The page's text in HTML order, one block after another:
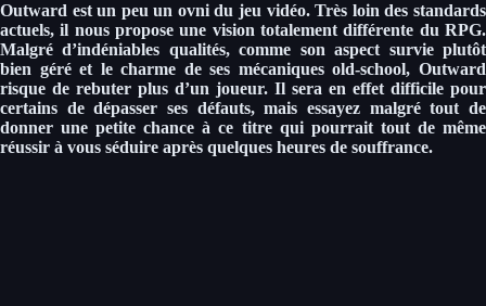
Outward est un peu un ovni du jeu vidéo. Très loin des standards
actuels, il nous propose une vision totalement différente du RPG.
Malgré d’indéniables qualités, comme son aspect survie plutôt
bien géré et le charme de ses mécaniques old-school, Outward
risque de rebuter plus d’un joueur. Il sera en effet difficile pour
certains de dépasser ses défauts, mais essayez malgré tout de
donner une petite chance à ce titre qui pourrait tout de même
réussir à vous séduire après quelques heures de souffrance.